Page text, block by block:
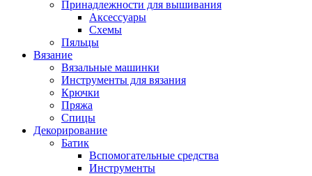
Принадлежности для вышивания
Аксессуары
Схемы
Пяльцы
Вязание
Вязальные машинки
Инструменты для вязания
Крючки
Пряжа
Спицы
Декорирование
Батик
Вспомогательные средства
Инструменты